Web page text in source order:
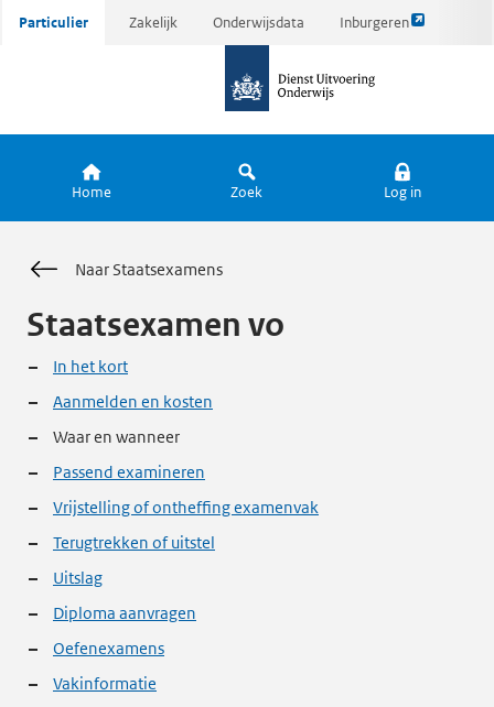
Ga
Particulier Zakelijk Onderwijsdata Inburgeren
Link
pagina
de
Home Zoek Log in
Naar Staatsexamens
Staatsexamen vo
In het kort
Aanmelden en kosten
Waar en wanneer
Passend examineren
Vrijstelling of ontheffing examenvak
Terugtrekken of uitstel
Uitslag
Diploma aanvragen
Oefenexamens
Vakinformatie